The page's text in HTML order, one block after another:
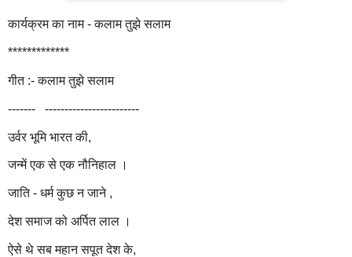
कार्यक्रम का नाम - कलाम तुझे सलाम
*************
गीत :- कलाम तुझे सलाम
------- ------------------------
उर्वर भूमि भारत की,
जन्में एक से एक नौनिहाल ।
जाति - धर्म कुछ न जाने ,
देश समाज को अर्पित लाल ।
ऐसे थे सब महान सपूत देश के,